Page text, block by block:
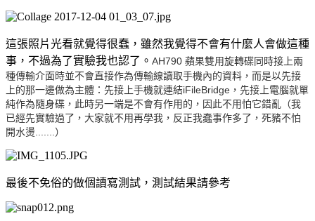
這張照片光看就覺得很蠢，雖然我覺得不會有什麼人會做這種
事，不過為了實驗我也認了。 AH790 蘋果雙用旋轉碟同時接上兩
種傳輸介面時並不會直接作為傳輸線讀取手機內的資料，而是以先接
上的那一邊做為主體：先接上手機就連結iFileBridge，先接上電腦就單
純作為隨身碟，此時另一端是不會有作用的，因此不用怕它錯亂（我
已經先實驗過了，大家就不用再學我，反正我蠢事作多了，死豬不怕
開水燙.......）
最後不免俗的做個讀寫測試，測試結果請參考